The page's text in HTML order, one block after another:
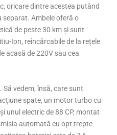
oricare dintre acestea putând
separat. Ambele oferă o
de peste 30 km și sunt
Ion, reîncărcabile de la rețele
acasă de 220V sau cea
vedem, însă, care sunt
spate, un motor turbo cu
unul electric de 88 CP, montat
automată cu opt trepte